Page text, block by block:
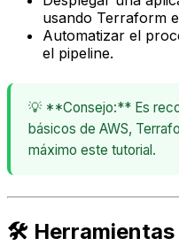
usando Terraform
Automatizar el
el pipeline.
💡 **Consejo:** Es
básicos de AWS,
máximo este tutorial.
🛠️ Herramientas